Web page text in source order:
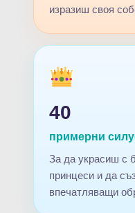
изразиш своя
40
примерни
За да украсиш с
принцеси и да
впечатляващи